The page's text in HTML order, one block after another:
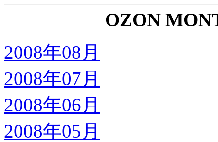
OZON
2008年08月
2008年07月
2008年06月
2008年05月